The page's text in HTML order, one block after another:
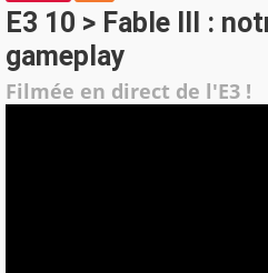
E3 10 > Fable III :
gameplay
Filmée en direct de l'E3 !